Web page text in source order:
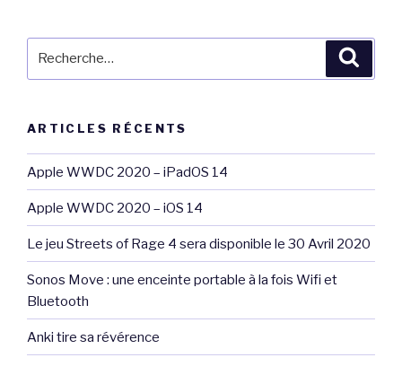
ARTICLES RÉCENTS
Apple WWDC 2020 – iPadOS 14
Apple WWDC 2020 – iOS 14
Le jeu Streets of Rage 4 sera disponible le 30 Avril 2020
Sonos Move : une enceinte portable à la fois Wifi et
Bluetooth
Anki tire sa révérence